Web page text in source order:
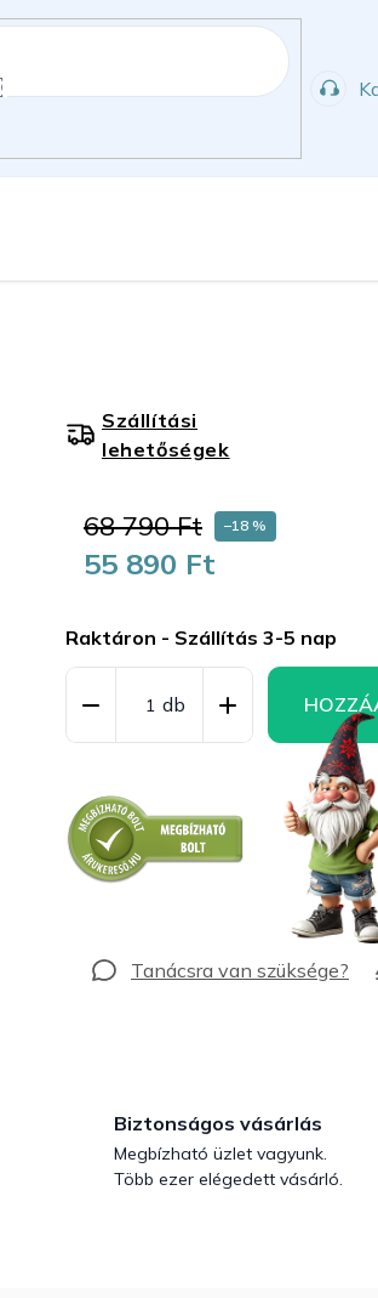
68 790 Ft –18 %
55 890 Ft
Raktáron - Szállítás 3-5 nap
Szállítási
lehetőségek
Biztonságos vásárlás
Megbízható üzlet vagyunk.
Több ezer elégedett vásárló.